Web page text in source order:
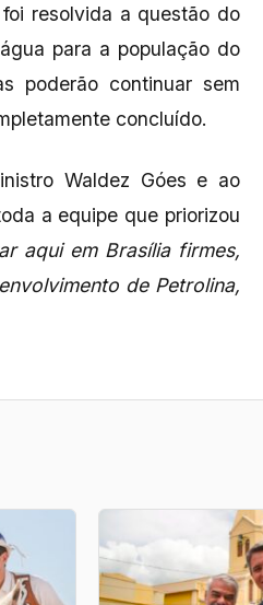
resolvida a questão do
para a população do
poderão continuar sem
concluído.
Waldez Góes e ao
a equipe que priorizou
aqui em Brasília firmes,
de Petrolina,